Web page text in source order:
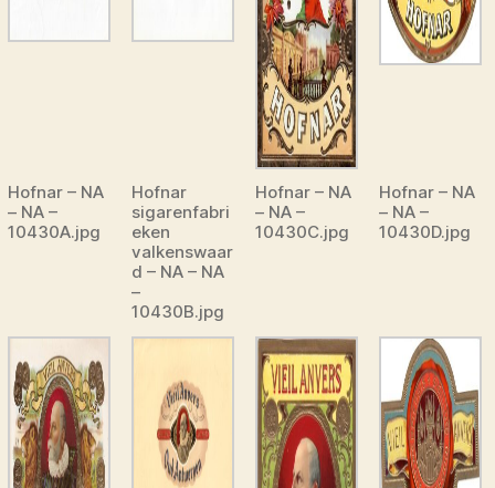
Hofnar – NA
– NA –
10430A.jpg
Hofnar
sigarenfabri
eken
valkenswaar
d – NA – NA
–
10430B.jpg
Hofnar – NA
– NA –
10430C.jpg
Hofnar – NA
– NA –
10430D.jpg